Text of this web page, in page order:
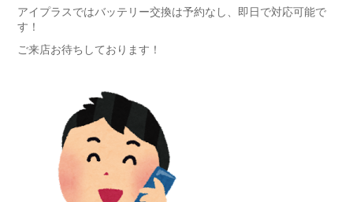
アイプラスではバッテリー交換は予約なし、即日で対応可能で
す！
ご来店お待ちしております！